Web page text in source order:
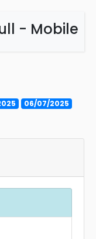
- Mobile
06/07/2025